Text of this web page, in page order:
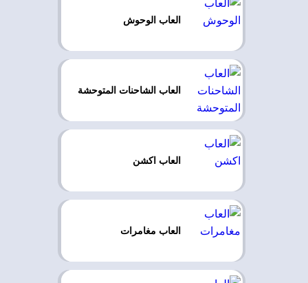
العاب الوحوش
العاب الشاحنات المتوحشة
العاب اكشن
العاب مغامرات